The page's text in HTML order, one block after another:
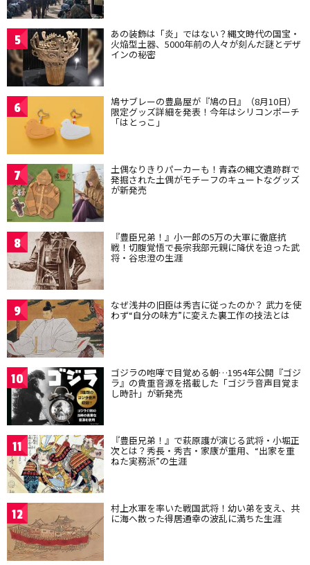
5 あの装飾は「炎」ではない？縄文時代の国宝・
火焔型土器、5000年前の人々が刻んだ謎とデザ
インの秘密
6 鳩サブレーの豊島屋が『鳩の日』（8月10日）
限定グッズ詳細を発表！今年はシリコンポーチ
「はとっこ」
7 土偶なりきりパーカーも！青森の縄文遺跡群で
発掘された土偶がモチーフのキュートなグッズ
が新発売
8 『豊臣兄弟！』小一郎の5万の大軍に徹底抗
戦！切腹覚悟で長宗我部元親に降伏を迫った武
将・谷忠澄の生涯
9 なぜ浅井の旧臣は秀吉に従ったのか？ 武力を使
わず“自分の味方”に変えた裏工作の技法とは
10 ゴジラの咆哮で目覚める朝…1954年公開『ゴジ
ラ』の貴重音源を搭載した「ゴジラ音声目覚ま
し時計」が新発売
11 『豊臣兄弟！』で萩原護が演じる武将・小堀正
次とは？秀長・秀吉・家康が重用、“出家を重
ねた実務派”の生涯
12 村上水軍を率いた戦国武将！幼い弟を支え、共
に海へ散った得居通幸の波乱に満ちた生涯